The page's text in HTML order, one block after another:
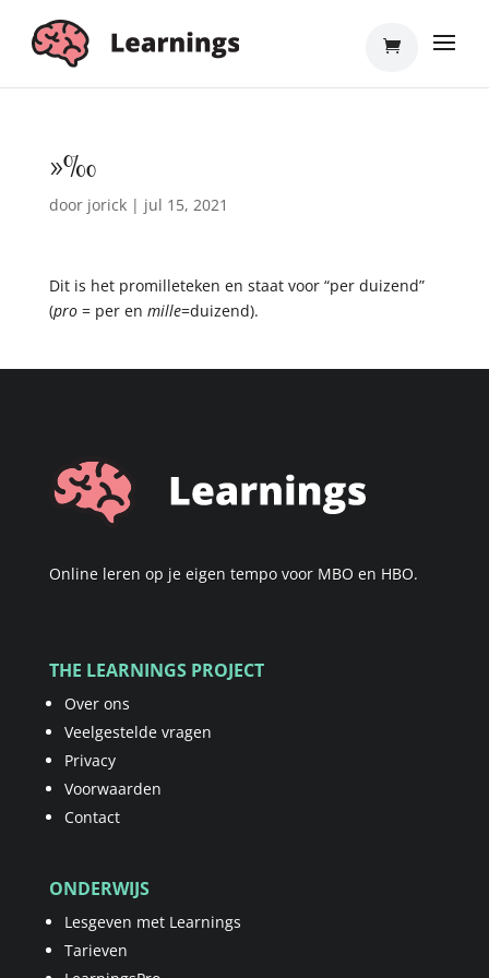
»‰
door jorick| jul 15, 2021
Dit is het promilleteken en staat voor “per duizend”
(pro= per en mille=duizend).
Online leren op je eigen tempo voor MBO en HBO.
THE LEARNINGS PROJECT
Over ons
Veelgestelde vragen
Privacy
Voorwaarden
Contact
ONDERWIJS
Lesgeven met Learnings
Tarieven